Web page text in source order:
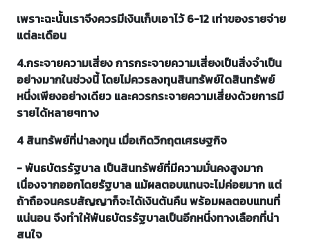
เพราะฉะนั้นเราจึงควรมีเงินเก็บเอาไว้ 6-12 เท่าของรายจ่าย
แต่ละเดือน
4.กระจายความเสี่ยง การกระจายความเสี่ยงเป็นสิ่งจำเป็น
อย่างมากในช่วงนี้ โดยไม่ควรลงทุนสินทรัพย์ใดสินทรัพย์
หนึ่งเพียงอย่างเดียว และควรกระจายความเสี่ยงด้วยการมี
รายได้หลายๆทาง
4 สินทรัพย์ที่น่าลงทุน เมื่อเกิดวิกฤตเศรษฐกิจ
- พันธบัตรรัฐบาล เป็นสินทรัพย์ที่มีความมั่นคงสูงมาก
เนื่องจากออกโดยรัฐบาล แม้ผลตอบแทนจะไม่ค่อยมาก แต่
ถ้าถือจนครบสัญญาก็จะได้เงินต้นคืน พร้อมผลตอบแทนที่
แน่นอน จึงทำให้พันธบัตรรัฐบาลเป็นอีกหนึ่งทางเลือกที่น่า
สนใจ